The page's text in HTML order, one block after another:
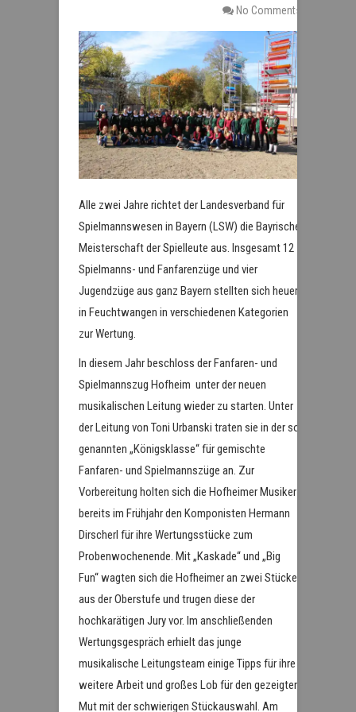
No Comments
Alle zwei Jahre richtet der Landesverband für
Spielmannswesen in Bayern (LSW) die Bayrische
Meisterschaft der Spielleute aus. Insgesamt 12
Spielmanns- und Fanfarenzüge und vier
Jugendzüge aus ganz Bayern stellten sich heuer
in Feuchtwangen in verschiedenen Kategorien
zur Wertung.
In diesem Jahr beschloss der Fanfaren- und
Spielmannszug Hofheim unter der neuen
musikalischen Leitung wieder zu starten. Unter
der Leitung von Toni Urbanski traten sie in der so
genannten „Königsklasse“ für gemischte
Fanfaren- und Spielmannszüge an. Zur
Vorbereitung holten sich die Hofheimer Musiker
bereits im Frühjahr den Komponisten Hermann
Dirscherl für ihre Wertungsstücke zum
Probenwochenende. Mit „Kaskade“ und „Big
Fun“ wagten sich die Hofheimer an zwei Stücke
aus der Oberstufe und trugen diese der
hochkarätigen Jury vor. Im anschließenden
Wertungsgespräch erhielt das junge
musikalische Leitungsteam einige Tipps für ihre
weitere Arbeit und großes Lob für den gezeigten
Mut mit der schwierigen Stückauswahl. Am